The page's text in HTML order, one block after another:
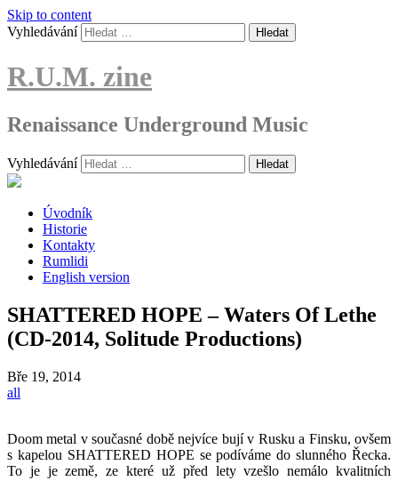
Skip to content
Vyhledávání
R.U.M. zine
Renaissance Underground Music
Vyhledávání
Úvodník
Historie
Kontakty
Rumlidi
English version
SHATTERED HOPE – Waters Of Lethe
(CD-2014, Solitude Productions)
Bře 19, 2014
all
Doom metal v současné době nejvíce bují v Rusku a Finsku, ovšem
s kapelou SHATTERED HOPE se podíváme do slunného Řecka.
To je je země, ze které už před lety vzešlo nemálo kvalitních